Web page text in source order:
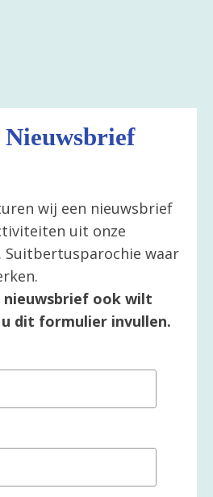
wij een nieuwsbrief
uit onze
Suitbertusparochie waar
nieuwsbrief ook wilt
dit formulier invullen.